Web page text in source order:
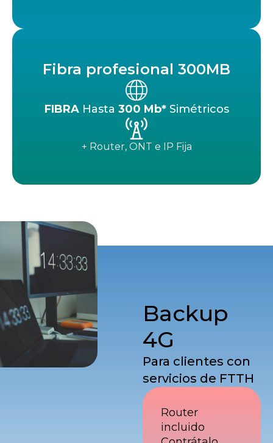
Fibra profesional 300MB
FIBRAHasta 300 Mb*Simétricos
+ Router, ONT e IP Fija
Backup
4G
Para clientes con
servicios de FTTH
Router
incluido